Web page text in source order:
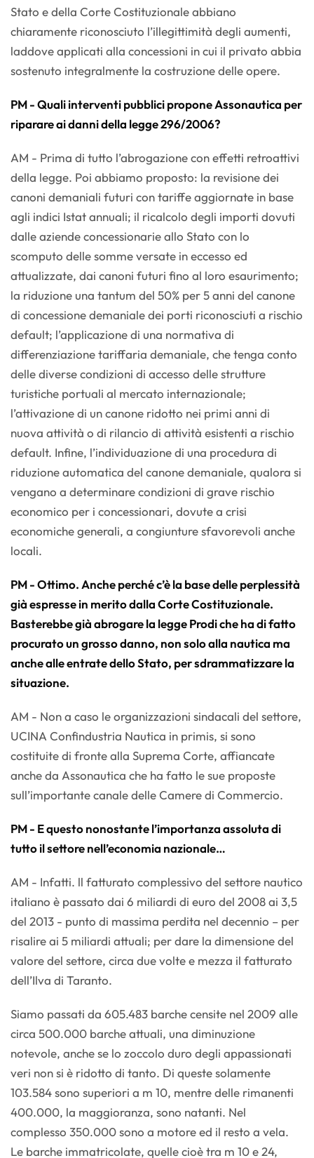
Stato e della Corte Costituzionale abbiano
chiaramente riconosciuto l’illegittimità degli aumenti,
laddove applicati alla concessioni in cui il privato abbia
sostenuto integralmente la costruzione delle opere.
PM - Quali interventi pubblici propone Assonautica per
riparare ai danni della legge 296/2006?
AM - Prima di tutto l’abrogazione con effetti retroattivi
della legge. Poi abbiamo proposto: la revisione dei
canoni demaniali futuri con tariffe aggiornate in base
agli indici Istat annuali; il ricalcolo degli importi dovuti
dalle aziende concessionarie allo Stato con lo
scomputo delle somme versate in eccesso ed
attualizzate, dai canoni futuri fino al loro esaurimento;
la riduzione una tantum del 50% per 5 anni del canone
di concessione demaniale dei porti riconosciuti a rischio
default; l’applicazione di una normativa di
differenziazione tariffaria demaniale, che tenga conto
delle diverse condizioni di accesso delle strutture
turistiche portuali al mercato internazionale;
l’attivazione di un canone ridotto nei primi anni di
nuova attività o di rilancio di attività esistenti a rischio
default. Infine, l’individuazione di una procedura di
riduzione automatica del canone demaniale, qualora si
vengano a determinare condizioni di grave rischio
economico per i concessionari, dovute a crisi
economiche generali, a congiunture sfavorevoli anche
locali.
PM - Ottimo. Anche perché c’è la base delle perplessità
già espresse in merito dalla Corte Costituzionale.
Basterebbe già abrogare la legge Prodi che ha di fatto
procurato un grosso danno, non solo alla nautica ma
anche alle entrate dello Stato, per sdrammatizzare la
situazione.
AM - Non a caso le organizzazioni sindacali del settore,
UCINA Confindustria Nautica in primis, si sono
costituite di fronte alla Suprema Corte, affiancate
anche da Assonautica che ha fatto le sue proposte
sull’importante canale delle Camere di Commercio.
PM - E questo nonostante l’importanza assoluta di
tutto il settore nell’economia nazionale…
AM - Infatti. ll fatturato complessivo del settore nautico
italiano è passato dai 6 miliardi di euro del 2008 ai 3,5
del 2013 - punto di massima perdita nel decennio – per
risalire ai 5 miliardi attuali; per dare la dimensione del
valore del settore, circa due volte e mezza il fatturato
dell’Ilva di Taranto.
Siamo passati da 605.483 barche censite nel 2009 alle
circa 500.000 barche attuali, una diminuzione
notevole, anche se lo zoccolo duro degli appassionati
veri non si è ridotto di tanto. Di queste solamente
103.584 sono superiori a m 10, mentre delle rimanenti
400.000, la maggioranza, sono natanti. Nel
complesso 350.000 sono a motore ed il resto a vela.
Le barche immatricolate, quelle cioè tra m 10 e 24,